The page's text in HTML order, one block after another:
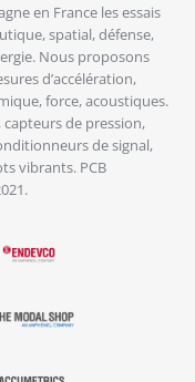
en France les essais
spatial, défense,
Nous proposons
d’accélération,
force, acoustiques.
de pression,
de signal,
vibrants. PCB